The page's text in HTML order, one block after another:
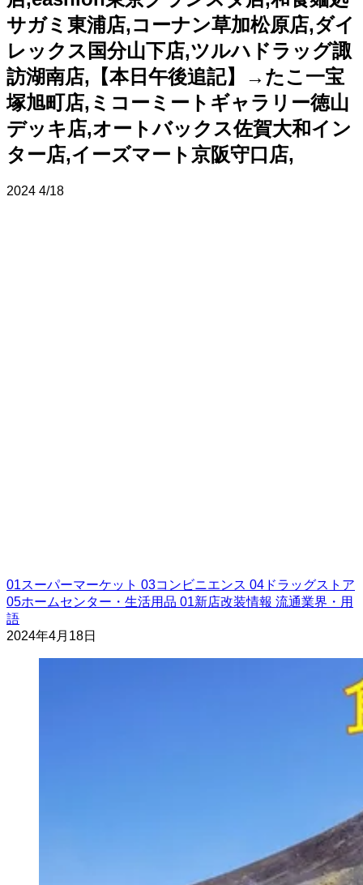
サガミ東浦店,コーナン草加松原店,ダイ
レックス国分山下店,ツルハドラッグ諏
訪湖南店,【本日午後追記】→たこ一宝
塚旭町店,ミコーミートギャラリー徳山
デッキ店,オートバックス佐賀大和イン
ター店,イーズマート京阪守口店,
2024 4/18
01スーパーマーケット 03コンビニエンス 04ドラッグストア
05ホームセンター・生活用品 01新店改装情報 流通業界・用
語
2024年4月18日